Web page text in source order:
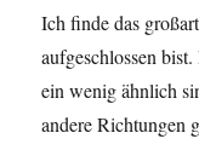
Ich finde das
aufgeschlossen
ein wenig ähnlich
andere Richtungen